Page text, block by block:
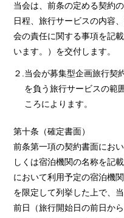
当会は、前条の定める契約
日程、旅行サービスの内容
会の責任に関する事項を記
います。）を交付します。
２.当会が募集型企画旅行契
を負う旅行サービスの範
ころによります。
第十条（確定書面）
前条第一項の契約書面にお
しくは宿泊機関の名称を記
において利用予定の宿泊機
を限定して列挙した上で、
前日（旅行開始日の前日か